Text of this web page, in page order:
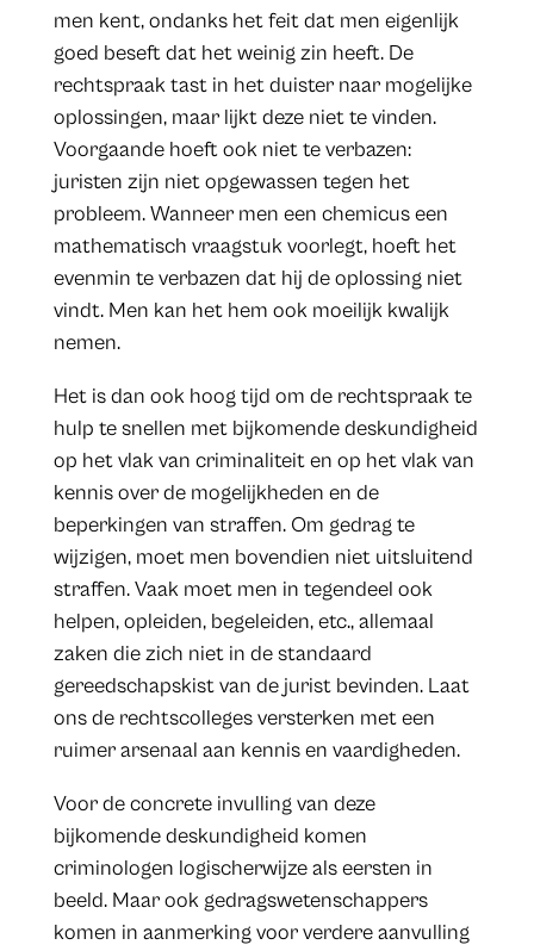
men kent, ondanks het feit dat men eigenlijk
goed beseft dat het weinig zin heeft. De
rechtspraak tast in het duister naar mogelijke
oplossingen, maar lijkt deze niet te vinden.
Voorgaande hoeft ook niet te verbazen:
juristen zijn niet opgewassen tegen het
probleem. Wanneer men een chemicus een
mathematisch vraagstuk voorlegt, hoeft het
evenmin te verbazen dat hij de oplossing niet
vindt. Men kan het hem ook moeilijk kwalijk
nemen.
Het is dan ook hoog tijd om de rechtspraak te
hulp te snellen met bijkomende deskundigheid
op het vlak van criminaliteit en op het vlak van
kennis over de mogelijkheden en de
beperkingen van straffen. Om gedrag te
wijzigen, moet men bovendien niet uitsluitend
straffen. Vaak moet men in tegendeel ook
helpen, opleiden, begeleiden, etc., allemaal
zaken die zich niet in de standaard
gereedschapskist van de jurist bevinden. Laat
ons de rechtscolleges versterken met een
ruimer arsenaal aan kennis en vaardigheden.
Voor de concrete invulling van deze
bijkomende deskundigheid komen
criminologen logischerwijze als eersten in
beeld. Maar ook gedragswetenschappers
komen in aanmerking voor verdere aanvulling